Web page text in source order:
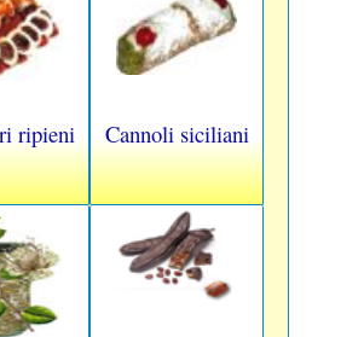
ripieni Cannoli siciliani